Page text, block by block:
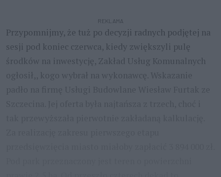
REKLAMA
Przypomnijmy, że tuż po decyzji radnych podjętej na
sesji pod koniec czerwca, kiedy zwiększyli pulę
środków na inwestycję, Zakład Usług Komunalnych
ogłosił,, kogo wybrał na wykonawcę. Wskazanie